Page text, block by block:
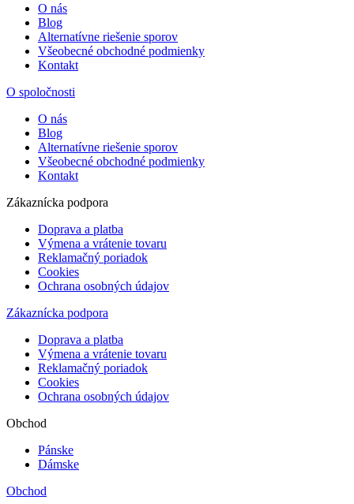
O nás
Blog
Alternatívne riešenie sporov
Všeobecné obchodné podmienky
Kontakt
O spoločnosti
O nás
Blog
Alternatívne riešenie sporov
Všeobecné obchodné podmienky
Kontakt
Zákaznícka podpora
Doprava a platba
Výmena a vrátenie tovaru
Reklamačný poriadok
Cookies
Ochrana osobných údajov
Zákaznícka podpora
Doprava a platba
Výmena a vrátenie tovaru
Reklamačný poriadok
Cookies
Ochrana osobných údajov
Obchod
Pánske
Dámske
Obchod